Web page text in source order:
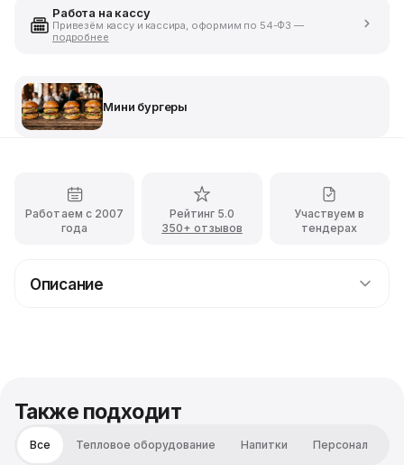
Работа на кассу
Привезём кассу и кассира, оформим по 54-ФЗ —
подробнее
Мини бургеры
Работаем с 2007
года
Рейтинг 5.0
350+ отзывов
Участвуем в
тендерах
Описание
Также подходит
Все Тепловое оборудование Напитки Персонал